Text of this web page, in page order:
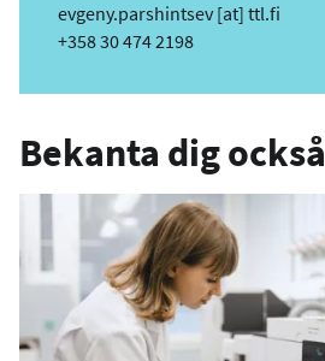
e
-
o
t
evgeny.parshintsev [at] ttl.fi
Telefon
+358 30 474 2198
Bekanta dig också